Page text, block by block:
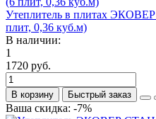
Утеплитель в плитах
плит, 0,36 куб.м)
В наличии:
1
1720 руб.
В корзину Быстрый заказ
Ваша скидка: -7%